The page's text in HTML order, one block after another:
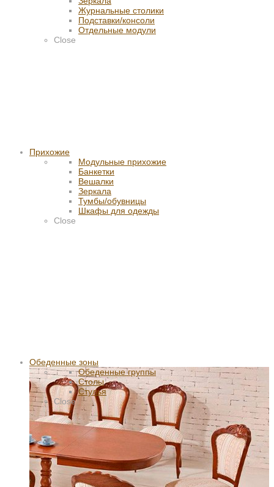
Журнальные столики
Подставки/консоли
Отдельные модули
Close
Прихожие
Модульные прихожие
Банкетки
Вешалки
Зеркала
Тумбы/обувницы
Шкафы для одежды
Close
Обеденные зоны
Обеденные группы
Столы
Стулья
Close